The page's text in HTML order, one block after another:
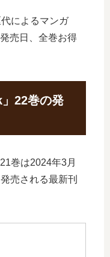
によるマンガ
売日、全巻お得
22巻の発
巻は2024年3月
売される最新刊